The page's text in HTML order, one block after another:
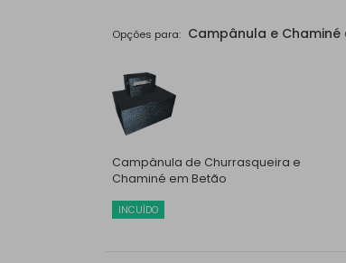
Opções para: Campânula e
Campânula de Churrasqueira e
Chaminé em Betão
INCUÍDO